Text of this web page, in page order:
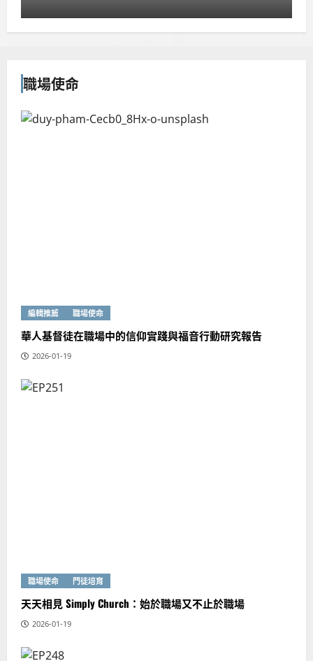
職場使命
編輯推薦 職場使命
華人基督徒在職場中的信仰實踐與福音行動研究報告
2026-01-19
職場使命 門徒培育
天天相見 Simply Church：始於職場又不止於職場
2026-01-19